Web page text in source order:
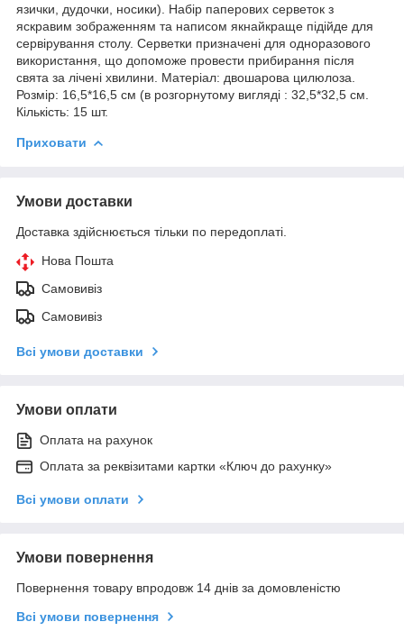
язички, дудочки, носики). Набір паперових серветок з
яскравим зображенням та написом якнайкраще підійде для
сервірування столу. Серветки призначені для одноразового
використання, що допоможе провести прибирання після
свята за лічені хвилини. Матеріал: двошарова цилюлоза.
Розмір: 16,5*16,5 см (в розгорнутому вигляді : 32,5*32,5 см.
Кількість: 15 шт.
Приховати
Умови доставки
Доставка здійснюється тільки по передоплаті.
Нова Пошта
Самовивіз
Самовивіз
Всі умови доставки
Умови оплати
Оплата на рахунок
Оплата за реквізитами картки «Ключ до рахунку»
Всі умови оплати
Умови повернення
Повернення товару впродовж 14 днів за домовленістю
Всі умови повернення